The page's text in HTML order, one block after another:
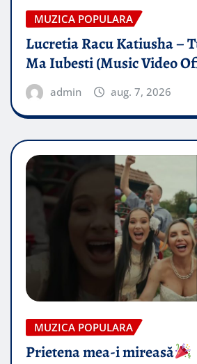
MUZICA POPULARA
Lucretia Racu Katiusha –
Ma Iubesti (Music Video
admin aug. 7, 2026
MUZICA POPULARA
Prietena mea-i mireasă​